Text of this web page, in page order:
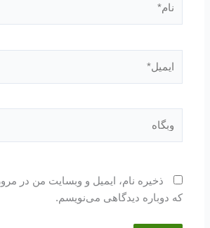
ذخیره نام، ایمیل و وبسایت من در
که دوباره دیدگاهی می‌نویسم.